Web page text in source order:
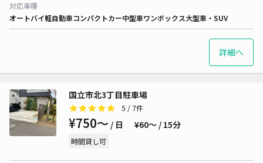
対応車種
オートバイ軽自動車コンパクトカー中型車ワンボックス大型車・SUV
詳細へ
国立市北3丁目駐車場
5 / 7件
¥750〜 / 日 ¥60〜 / 15分
時間貸し可